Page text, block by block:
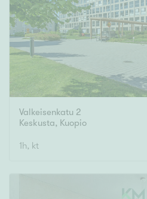
Valkeisenkatu 2
Keskusta, Kuopio
1h, kt